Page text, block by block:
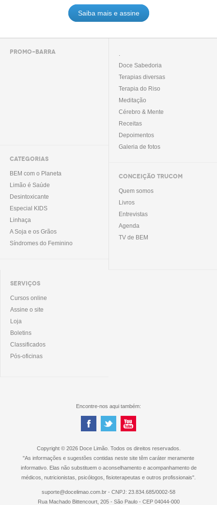
Saiba mais e assine
PROMO-BARRA
CATEGORIAS
BEM com o Planeta
Limão é Saúde
Desintoxicante
Especial KIDS
Linhaça
A Soja e os Grãos
Síndromes do Feminino
.
Doce Sabedoria
Terapias diversas
Terapia do Riso
Meditação
Cérebro & Mente
Receitas
Depoimentos
Galeria de fotos
CONCEIÇÃO TRUCOM
Quem somos
Livros
Entrevistas
Agenda
TV de BEM
SERVIÇOS
Cursos online
Assine o site
Loja
Boletins
Classificados
Pós-oficinas
Encontre-nos aqui também:
Copyright © 2026 Doce Limão. Todos os direitos reservados.
"As informações e sugestões contidas neste site têm caráter meramente
informativo. Elas não substituem o aconselhamento e acompanhamento de
médicos, nutricionistas, psicólogos, fisioterapeutas e outros profissionais".
suporte@docelimao.com.br - CNPJ: 23.834.685/0002-58
Rua Machado Bittencourt, 205 - São Paulo - CEP 04044-000